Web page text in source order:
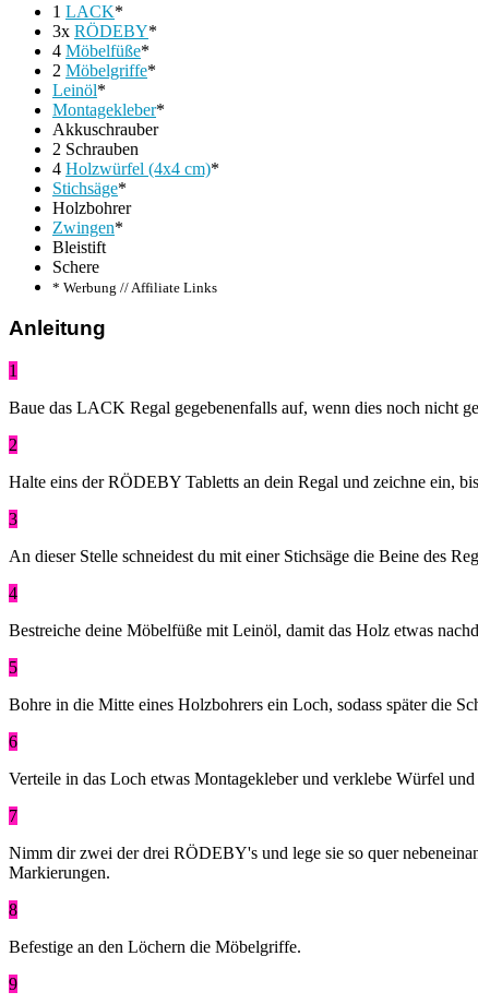
1 LACK*
3x RÖDEBY*
4 Möbelfüße*
2 Möbelgriffe*
Leinöl*
Montagekleber*
Akkuschrauber
2 Schrauben
4 Holzwürfel (4x4 cm)*
Stichsäge*
Holzbohrer
Zwingen*
Bleistift
Schere
* Werbung // Affiliate Links
Anleitung
1
Baue das LACK Regal gegebenenfalls auf, wenn dies noch nicht
2
Halte eins der RÖDEBY Tabletts an dein Regal und zeichne ein,
3
An dieser Stelle schneidest du mit einer Stichsäge die Beine des
4
Bestreiche deine Möbelfüße mit Leinöl, damit das Holz etwas
5
Bohre in die Mitte eines Holzbohrers ein Loch, sodass später die
6
Verteile in das Loch etwas Montagekleber und verklebe Würfel
7
Nimm dir zwei der drei RÖDEBY's und lege sie so quer
Markierungen.
8
Befestige an den Löchern die Möbelgriffe.
9